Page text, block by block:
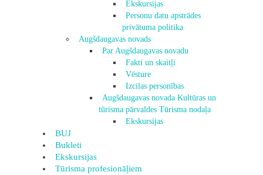
Ekskursijas
Personu datu apstrādes
privātuma politika
Augšdaugavas novads
Par Augšdaugavas novadu
Fakti un skaitļi
Vēsture
Izcilas personības
Augšdaugavas novada Kultūras un
tūrisma pārvaldes Tūrisma nodaļa
Ekskursijas
BUJ
Bukleti
Ekskursijas
Tūrisma profesionāļiem